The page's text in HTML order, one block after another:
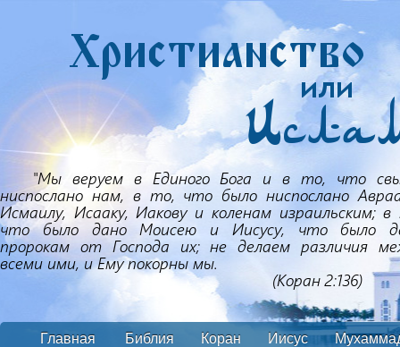
Главная Библия Коран Иисус